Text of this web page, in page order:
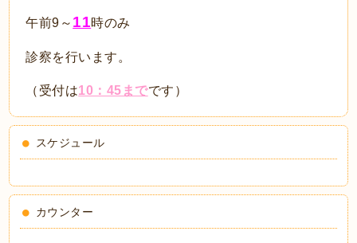
午前9～ 11時のみ
診察を行います。
（受付は10：45までです）
スケジュール
カウンター